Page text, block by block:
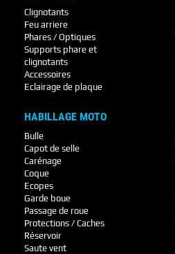
Clignotants
Feu arriere
Phares / Optiques
Supports phare et
clignotants
Accessoires
Eclairage de plaque
HABILLAGE MOTO
Bulle
Capot de selle
Carénage
Coque
Ecopes
Garde boue
Passage de roue
Protections / Caches
Réservoir
Saute vent